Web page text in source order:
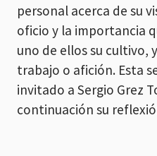
personal acerca de su
oficio y la importancia
uno de ellos su cultivo,
trabajo o afición. Esta
invitado a Sergio Grez
continuación su